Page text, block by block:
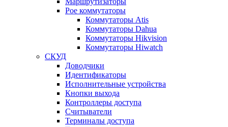
Poe коммутаторы
Коммутаторы Atis
Коммутаторы Dahua
Коммутаторы Hikvision
Коммутаторы Hiwatch
СКУД
Доводчики
Идентификаторы
Исполнительные устройства
Кнопки выхода
Контроллеры доступа
Считыватели
Терминалы доступа